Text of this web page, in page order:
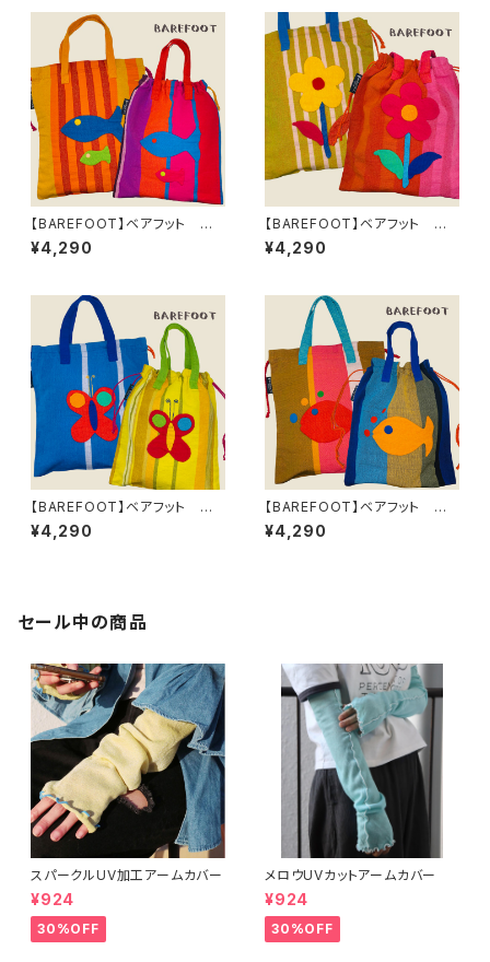
【BAREFOOT】ベアフット お
魚親子トイバッグL
¥4,290
【BAREFOOT】ベアフット お
花トイバッグL
¥4,290
【BAREFOOT】ベアフット ちょ
うちょトイバッグL
¥4,290
【BAREFOOT】ベアフット お
魚トイバッグL
¥4,290
セール中の商品
スパークルUV加工アームカバー
¥924
30%OFF
メロウUVカットアームカバー
¥924
30%OFF